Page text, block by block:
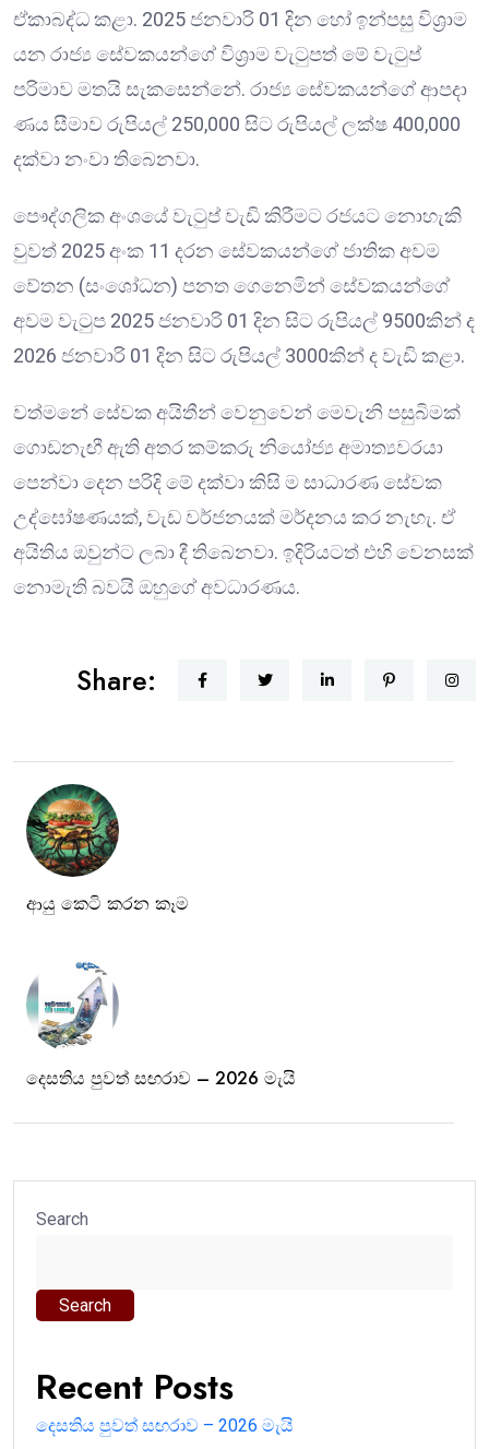
ඒකාබද්ධ කළා. 2025 ජනවාරි 01 දින හෝ ඉන්පසු විශ්‍රාම
යන රාජ්‍ය සේවකයන්ගේ විශ්‍රාම වැටුපත් මේ වැටුප්
පරිමාව මතයි සැකසෙන්නේ. රාජ්‍ය සේවකයන්ගේ ආපදා
ණය සීමාව රුපියල් 250,000 සිට රුපියල් ලක්ෂ 400,000
දක්වා නංවා තිබෙනවා.
පෞද්ගලික අංශයේ වැටුප් වැඩි කිරීමට රජයට නොහැකි
වුවත් 2025 අංක 11 දරන සේවකයන්ගේ ජාතික අවම
වේතන (සංශෝධන) පනත ගෙනෙමින් සේවකයන්ගේ
අවම වැටුප 2025 ජනවාරි 01 දින සිට රුපියල් 9500කින් ද
2026 ජනවාරි 01 දින සිට රුපියල් 3000කින් ද වැඩි කළා.
වත්මනේ සේවක අයිතීන් වෙනුවෙන් මෙවැනි පසුබිමක්
ගොඩනැඟී ඇති අතර කම්කරු නියෝජ්‍ය අමාත්‍යවරයා
පෙන්වා දෙන පරිදි මේ දක්වා කිසි ම සාධාරණ සේවක
උද්ඝෝෂණයක්, වැඩ වර්ජනයක් මර්දනය කර නැහැ. ඒ
අයිතිය ඔවුන්ට ලබා දී තිබෙනවා. ඉදිරියටත් එහි වෙනසක්
නොමැති බවයි ඔහුගේ අවධාරණය.
Share:
ආයු කෙටි කරන කෑම
දෙසතිය පුවත් සඟරාව – 2026 මැයි
Search
Search
Recent Posts
දෙසතිය පුවත් සඟරාව – 2026 මැයි